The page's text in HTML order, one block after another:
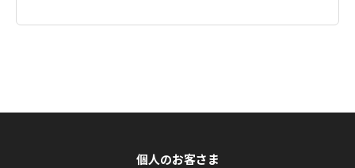
個人のお客さま